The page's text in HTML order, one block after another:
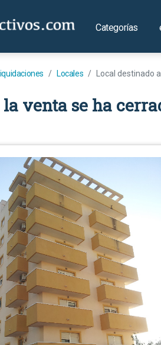
Categorías
Locales Local destinado
venta se ha